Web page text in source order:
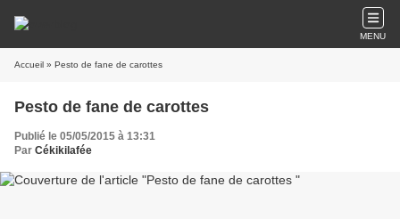
MENU
Accueil » Pesto de fane de carottes
Pesto de fane de carottes
Publié le 05/05/2015 à 13:31
Par Cékikilafée